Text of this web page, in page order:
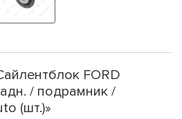
FORD
/ подрамник /
(шт.)»